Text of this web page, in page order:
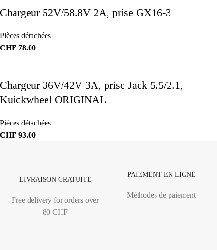
Chargeur 52V/58.8V 2A, prise GX16-3
Pièces détachées
CHF 78.00
Chargeur 36V/42V 3A, prise Jack 5.5/2.1,
Kuickwheel ORIGINAL
Pièces détachées
CHF 93.00
LIVRAISON GRATUITE
Free delivery for orders over
80 CHF
PAIEMENT EN LIGNE
Méthodes de paiement